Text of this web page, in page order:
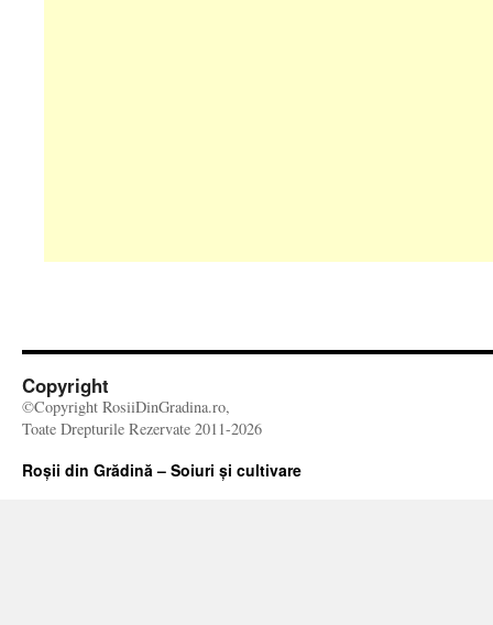
Copyright
©Copyright RosiiDinGradina.ro,
Toate Drepturile Rezervate 2011-2026
Roșii din Grădină – Soiuri și cultivare